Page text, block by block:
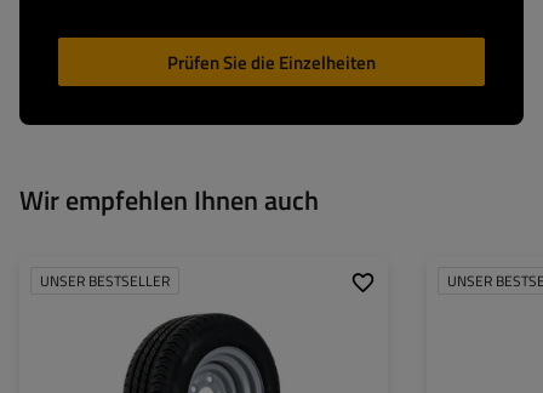
Prüfen Sie die Einzelheiten
Wir empfehlen Ihnen auch
UNSER BESTSELLER
55
Felgendurchmesser:
10"
5x112
UNSER